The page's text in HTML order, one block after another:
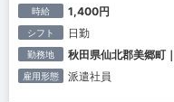
時給 1,400円
シフト 日勤
勤務地 秋田県仙北郡美郷
雇用形態 派遣社員